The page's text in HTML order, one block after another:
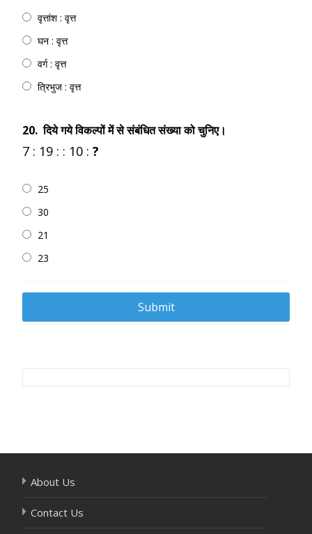
वृत्तांश : वृत्त
घन : वृत्त
वर्ग : वृत्त
त्रिभुज : वृत्त
20. दिये गये विकल्पों में से संबंधित संख्या को चुनिए।
7 : 19 : : 10 : ?
25
30
21
23
Post
About Us
Contact Us